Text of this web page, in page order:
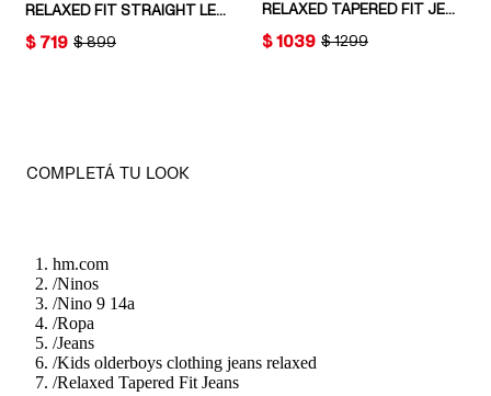
RELAXED FIT STRAIGHT LEG JEANS
ORIGINAL PRICE:
$ 899
PRICE:
$ 719
RELAXED TAPERED FIT JEANS
ORIGINAL PRICE:
$ 1299
PRICE:
$ 1039
COMPLETÁ TU LOOK
hm.com
/Ninos
/Nino 9 14a
/Ropa
/Jeans
/Kids olderboys clothing jeans relaxed
/Relaxed Tapered Fit Jeans